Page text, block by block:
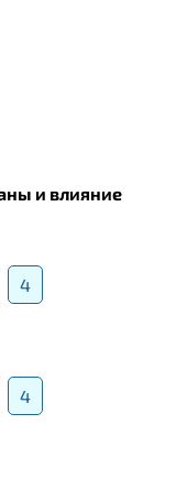
и влияние
4
4